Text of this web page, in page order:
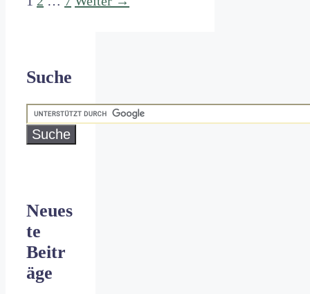
Suche
Neues
te
Beitr
äge